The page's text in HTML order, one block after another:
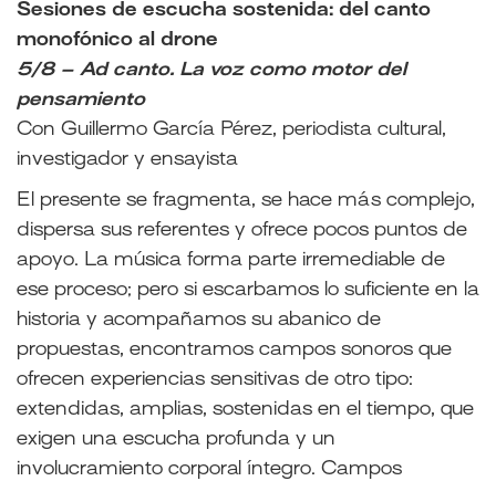
Sesiones de escucha sostenida: del canto
monofónico al drone
5/8 – Ad canto. La voz como motor del
pensamiento
Con Guillermo García Pérez, periodista cultural,
investigador y ensayista
El presente se fragmenta, se hace más complejo,
dispersa sus referentes y ofrece pocos puntos de
apoyo. La música forma parte irremediable de
ese proceso; pero si escarbamos lo suficiente en la
historia y acompañamos su abanico de
propuestas, encontramos campos sonoros que
ofrecen experiencias sensitivas de otro tipo:
extendidas, amplias, sostenidas en el tiempo, que
exigen una escucha profunda y un
involucramiento corporal íntegro. Campos